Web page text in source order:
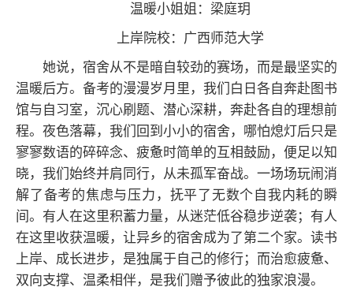
温暖小姐姐：梁庭玥
上岸院校：广西师范大学
她说，宿舍从不是暗自较劲的赛场，而是最坚实的
温暖后方。备考的漫漫岁月里，我们白日各自奔赴图书
馆与自习室，沉心刷题、潜心深耕，奔赴各自的理想前
程。夜色落幕，我们回到小小的宿舍，哪怕熄灯后只是
寥寥数语的碎碎念、疲惫时简单的互相鼓励，便足以知
晓，我们始终并肩同行，从未孤军奋战。一场场玩闹消
解了备考的焦虑与压力，抚平了无数个自我内耗的瞬
间。有人在这里积蓄力量，从迷茫低谷稳步逆袭；有人
在这里收获温暖，让异乡的宿舍成为了第二个家。读书
上岸、成长进步，是独属于自己的修行；而治愈疲惫、
双向支撑、温柔相伴，是我们赠予彼此的独家浪漫。